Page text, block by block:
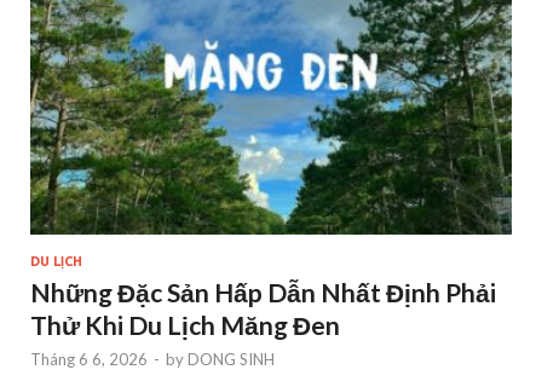
DU LỊCH
Những Đặc Sản Hấp Dẫn Nhất Định Phải
Thử Khi Du Lịch Măng Đen
Tháng 6 6, 2026 - by DONG SINH